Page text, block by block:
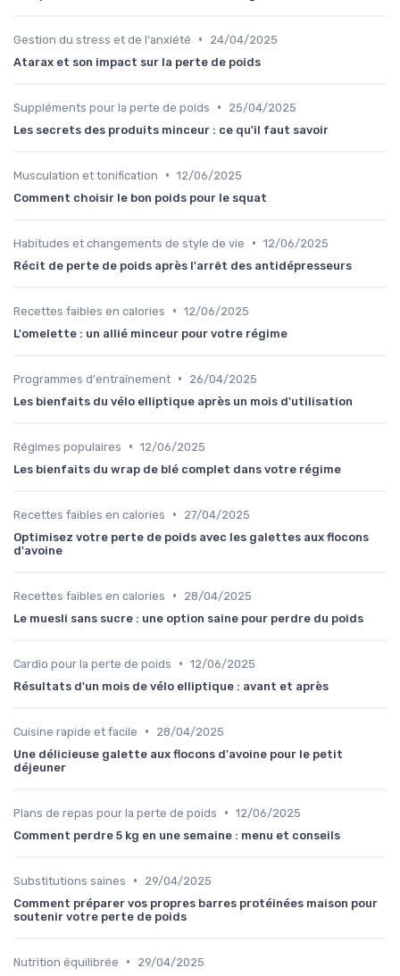
Gestion du stress et de l'anxiété •
24/04/2025
Atarax et son impact sur la perte de poids
Suppléments pour la perte de poids •
25/04/2025
Les secrets des produits minceur : ce qu'il faut savoir
Musculation et tonification • 12/06/2025
Comment choisir le bon poids pour le squat
Habitudes et changements de style de vie • 12/06/2025
Récit de perte de poids après l'arrêt des antidépresseurs
Recettes faibles en calories • 12/06/2025
L'omelette : un allié minceur pour votre régime
Programmes d'entraînement •
26/04/2025
Les bienfaits du vélo elliptique après un mois d'utilisation
Régimes populaires • 12/06/2025
Les bienfaits du wrap de blé complet dans votre régime
Recettes faibles en calories •
27/04/2025
Optimisez votre perte de poids avec les galettes aux flocons
d'avoine
Recettes faibles en calories •
28/04/2025
Le muesli sans sucre : une option saine pour perdre du poids
Cardio pour la perte de poids • 12/06/2025
Résultats d'un mois de vélo elliptique : avant et après
Cuisine rapide et facile •
28/04/2025
Une délicieuse galette aux flocons d'avoine pour le petit
déjeuner
Plans de repas pour la perte de poids • 12/06/2025
Comment perdre 5 kg en une semaine : menu et conseils
Substitutions saines •
29/04/2025
Comment préparer vos propres barres protéinées maison pour
soutenir votre perte de poids
Nutrition équilibrée •
29/04/2025